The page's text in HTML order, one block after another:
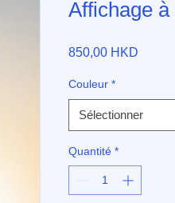
Affichage
850,00 HKD
Couleur *
Sélectionner
Quantité *